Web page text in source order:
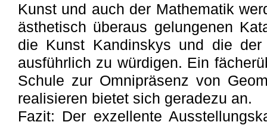
Kunst und auch der Mathematik
ästhetisch überaus gelungenen
die Kunst Kandinskys und die der
ausführlich zu würdigen. Ein
Schule zur Omnipräsenz von
realisieren bietet sich geradezu an.
Fazit: Der exzellente